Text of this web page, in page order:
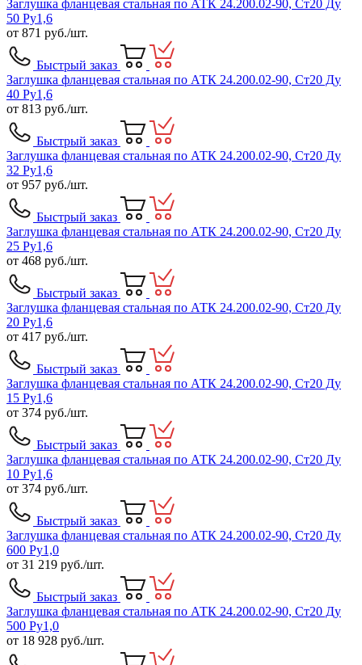
Заглушка фланцевая стальная по АТК 24.200.02-90, Ст20 Ду
50 Ру1,6
от 871 руб./шт.
Быстрый заказ
Заглушка фланцевая стальная по АТК 24.200.02-90, Ст20 Ду
40 Ру1,6
от 813 руб./шт.
Быстрый заказ
Заглушка фланцевая стальная по АТК 24.200.02-90, Ст20 Ду
32 Ру1,6
от 957 руб./шт.
Быстрый заказ
Заглушка фланцевая стальная по АТК 24.200.02-90, Ст20 Ду
25 Ру1,6
от 468 руб./шт.
Быстрый заказ
Заглушка фланцевая стальная по АТК 24.200.02-90, Ст20 Ду
20 Ру1,6
от 417 руб./шт.
Быстрый заказ
Заглушка фланцевая стальная по АТК 24.200.02-90, Ст20 Ду
15 Ру1,6
от 374 руб./шт.
Быстрый заказ
Заглушка фланцевая стальная по АТК 24.200.02-90, Ст20 Ду
10 Ру1,6
от 374 руб./шт.
Быстрый заказ
Заглушка фланцевая стальная по АТК 24.200.02-90, Ст20 Ду
600 Ру1,0
от 31 219 руб./шт.
Быстрый заказ
Заглушка фланцевая стальная по АТК 24.200.02-90, Ст20 Ду
500 Ру1,0
от 18 928 руб./шт.